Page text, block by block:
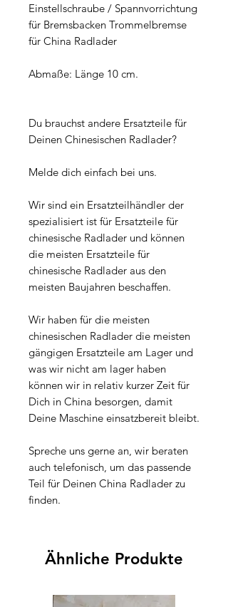
Einstellschraube / Spannvorrichtung
für Bremsbacken Trommelbremse
für China Radlader
Abmaße: Länge 10 cm.
Du brauchst andere Ersatzteile für
Deinen Chinesischen Radlader?
Melde dich einfach bei uns.
Wir sind ein Ersatzteilhändler der
spezialisiert ist für Ersatzteile für
chinesische Radlader und können
die meisten Ersatzteile für
chinesische Radlader aus den
meisten Baujahren beschaffen.
Wir haben für die meisten
chinesischen Radlader die meisten
gängigen Ersatzteile am Lager und
was wir nicht am lager haben
können wir in relativ kurzer Zeit für
Dich in China besorgen, damit
Deine Maschine einsatzbereit bleibt.
Spreche uns gerne an, wir beraten
auch telefonisch, um das passende
Teil für Deinen China Radlader zu
finden.
Ähnliche Produkte